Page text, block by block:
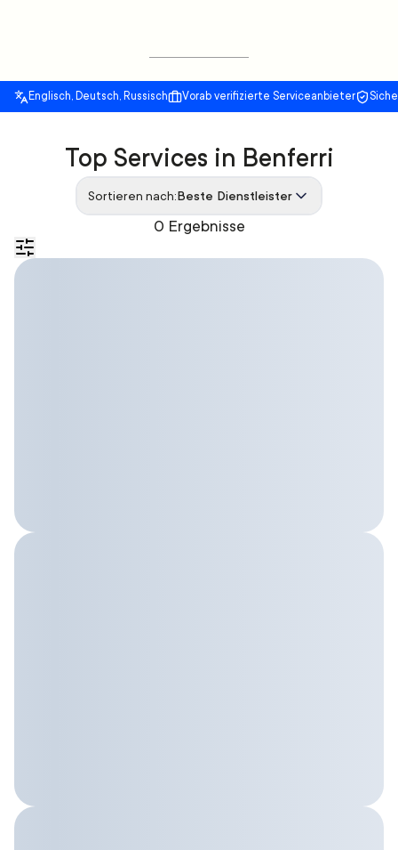
Englisch, Deutsch, Russisch Vorab verifizierte Serviceanbieter
0 Ergebnisse
Top Services in Benferri
Sortieren nach:Beste Dienstleister